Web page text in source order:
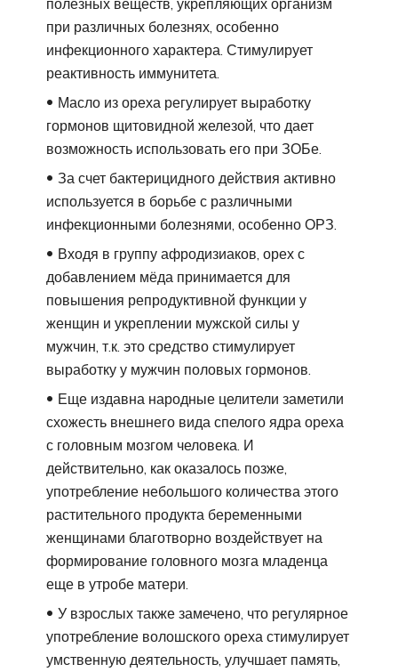
при различных болезнях, особенно
инфекционного характера. Стимулирует
реактивность иммунитета.
Масло из ореха регулирует выработку
гормонов щитовидной железой, что дает
возможность использовать его при ЗОБе.
За счет бактерицидного действия активно
используется в борьбе с различными
инфекционными болезнями, особенно ОРЗ.
Входя в группу афродизиаков, орех с
добавлением мёда принимается для
повышения репродуктивной функции у
женщин и укреплении мужской силы у
мужчин, т.к. это средство стимулирует
выработку у мужчин половых гормонов.
Еще издавна народные целители заметили
схожесть внешнего вида спелого ядра ореха
с головным мозгом человека. И
действительно, как оказалось позже,
употребление небольшого количества этого
растительного продукта беременными
женщинами благотворно воздействует на
формирование головного мозга младенца
еще в утробе матери.
У взрослых также замечено, что регулярное
употребление волошского ореха стимулирует
умственную деятельность, улучшает память,